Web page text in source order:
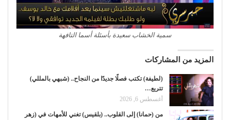
سمية الخشاب سعيدة بأسئلة أسما التافهة
المزيد من المشاركات
(لطيفة) تكتب فصلًا جديدًا من النجاح.. (شبهي بالمللي)
تتربع…
أغسطس 6, 2026
من (حمانا) إلى القلوب.. (بلقيس) تغني للأمهات في (زهر